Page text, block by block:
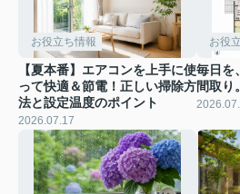
お役立ち情報
【夏本番】エアコンを上手に使
って快適＆節電！正しい掃除方
法と設定温度のポイント
2026.07.17
お役
毎日を
間取り。